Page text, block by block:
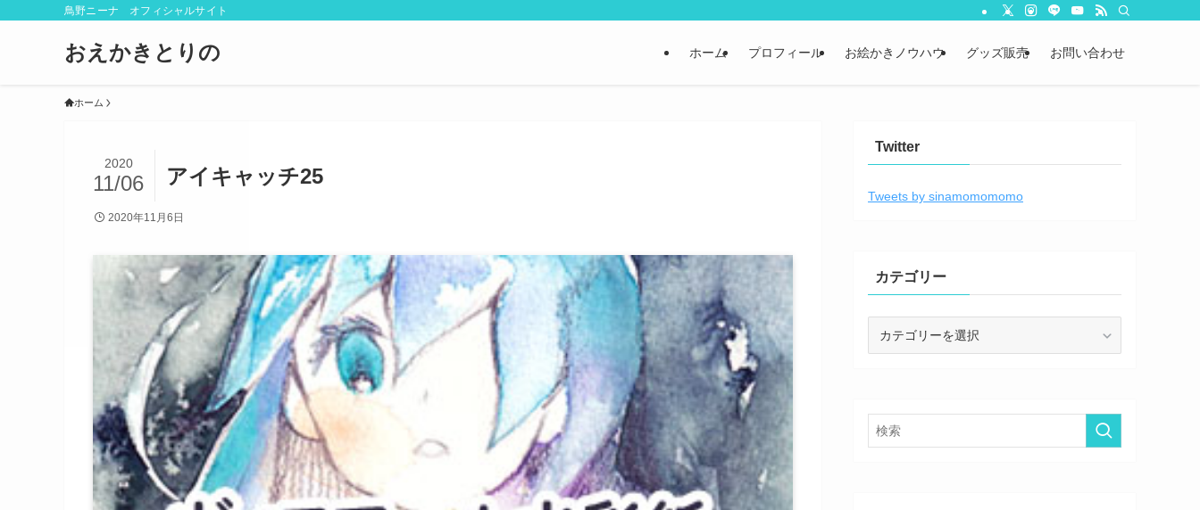
鳥野ニーナ オフィシャルサイト
おえかきとりの ホーム プロフィール お絵かきノウハウ グッズ販売 お問い合わせ
ホーム
アイキャッチ25
2020
11/06
2020年11月6日
Twitter
Tweets by sinamomomomo
カテゴリー